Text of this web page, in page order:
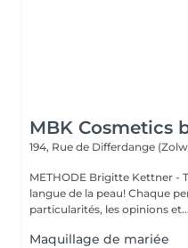
MBK Cosmetics
194, Rue de Differdange
METHODE Brigitte Kettner -
langue de la peau! Chaque
particularités, les opinions et...
Maquillage de mariée